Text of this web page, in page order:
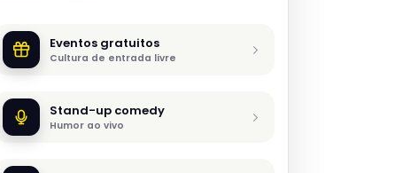
Eventos gratuitos
Cultura de entrada livre
Stand-up comedy
Humor ao vivo